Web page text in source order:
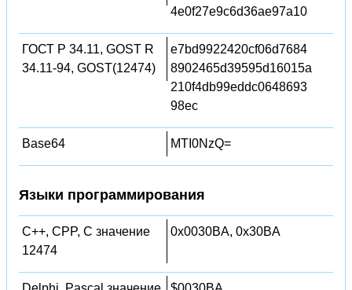
4e0f27e9c6d36ae97a10
ГОСТ Р 34.11, GOST R
34.11-94, GOST(12474)
e7bd9922420cf06d7684
8902465d39595d16015a
210f4db99eddc0648693
98ec
Base64 MTI0NzQ=
Языки программирования
C++, CPP, C значение
12474
0x0030BA, 0x30BA